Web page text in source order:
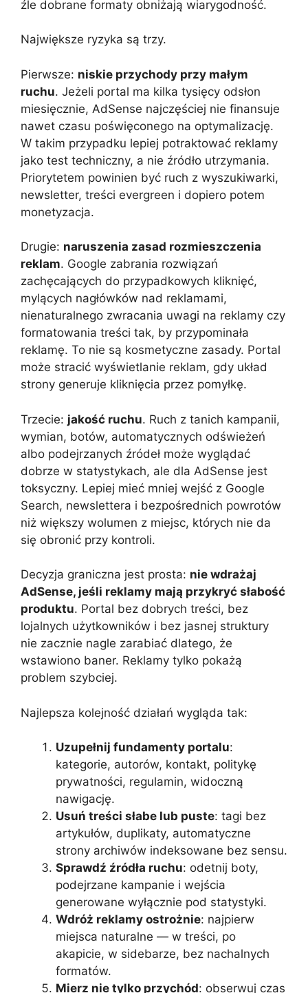
źle dobrane formaty obniżają wiarygodność.
Największe ryzyka są trzy.
Pierwsze: niskie przychody przy małym
ruchu. Jeżeli portal ma kilka tysięcy odsłon
miesięcznie, AdSense najczęściej nie finansuje
nawet czasu poświęconego na optymalizację.
W takim przypadku lepiej potraktować reklamy
jako test techniczny, a nie źródło utrzymania.
Priorytetem powinien być ruch z wyszukiwarki,
newsletter, treści evergreen i dopiero potem
monetyzacja.
Drugie: naruszenia zasad rozmieszczenia
reklam. Google zabrania rozwiązań
zachęcających do przypadkowych kliknięć,
mylących nagłówków nad reklamami,
nienaturalnego zwracania uwagi na reklamy czy
formatowania treści tak, by przypominała
reklamę. To nie są kosmetyczne zasady. Portal
może stracić wyświetlanie reklam, gdy układ
strony generuje kliknięcia przez pomyłkę.
Trzecie: jakość ruchu. Ruch z tanich kampanii,
wymian, botów, automatycznych odświeżeń
albo podejrzanych źródeł może wyglądać
dobrze w statystykach, ale dla AdSense jest
toksyczny. Lepiej mieć mniej wejść z Google
Search, newslettera i bezpośrednich powrotów
niż większy wolumen z miejsc, których nie da
się obronić przy kontroli.
Decyzja graniczna jest prosta: nie wdrażaj
AdSense, jeśli reklamy mają przykryć słabość
produktu. Portal bez dobrych treści, bez
lojalnych użytkowników i bez jasnej struktury
nie zacznie nagle zarabiać dlatego, że
wstawiono baner. Reklamy tylko pokażą
problem szybciej.
Najlepsza kolejność działań wygląda tak:
Uzupełnij fundamenty portalu:
kategorie, autorów, kontakt, politykę
prywatności, regulamin, widoczną
nawigację.
Usuń treści słabe lub puste: tagi bez
artykułów, duplikaty, automatyczne
strony archiwów indeksowane bez sensu.
Sprawdź źródła ruchu: odetnij boty,
podejrzane kampanie i wejścia
generowane wyłącznie pod statystyki.
Wdróż reklamy ostrożnie: najpierw
miejsca naturalne — w treści, po
akapicie, w sidebarze, bez nachalnych
formatów.
Mierz nie tylko przychód: obserwuj czas